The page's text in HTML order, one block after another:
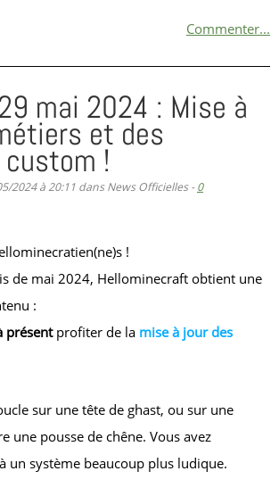
Commenter...
mai 2024 : Mise à
et des
!
2024 à 20:11 dans News Officielles -0
!
de mai 2024, Hellominecraft obtient une
:
présentprofiter de la mise à jour des
sur une tête de ghast, ou sur une
une pousse de chêne. Vous avez
un système beaucoup plus ludique.